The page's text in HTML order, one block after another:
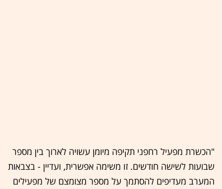
"הכשרת מפעיל רחפני תקיפה מיומן עשויה לארוך בין מספר
שבועות לשישה חודשים. זו משימה אפשרית, ועדיין - בצבאות
המערב מעדיפים להסתמך על מספר מצומצם של מפעילים